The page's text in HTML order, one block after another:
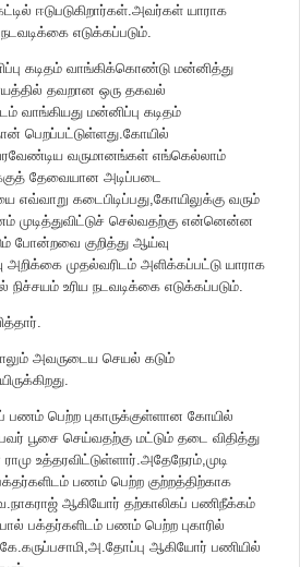
ஈடுபடுகிறார்கள்.அவர்கள் யாராக
எடுக்கப்படும்.
கடிதம் வாங்கிக்கொண்டு மன்னித்து
தவறான ஒரு தகவல்
வாங்கியது மன்னிப்பு கடிதம்
பெறப்பட்டுள்ளது.கோயில்
வருமானங்கள் எங்கெல்லாம்
தேவையான அடிப்படை
கடைபிடிப்பது,கோயிலுக்கு வரும்
முடித்துவிட்டுச் செல்வதற்கு என்னென்ன
போன்றவை குறித்து ஆய்வு
முதல்வரிடம் அளிக்கப்பட்டு யாராக
உரிய நடவடிக்கை எடுக்கப்படும்.
அவருடைய செயல் கடும்
பணம் பெற்ற புகாருக்குள்ளான கோயில்
பூசை செய்வதற்கு மட்டும் தடை விதித்து
உத்தரவிட்டுள்ளார்.அதேநேரம்,முடி
பணம் பெற்ற குற்றத்திற்காக
ஆகியோர் தற்காலிகப் பணிநீக்கம்
பக்தர்களிடம் பணம் பெற்ற புகாரில்
ஆகியோர் பணியில்